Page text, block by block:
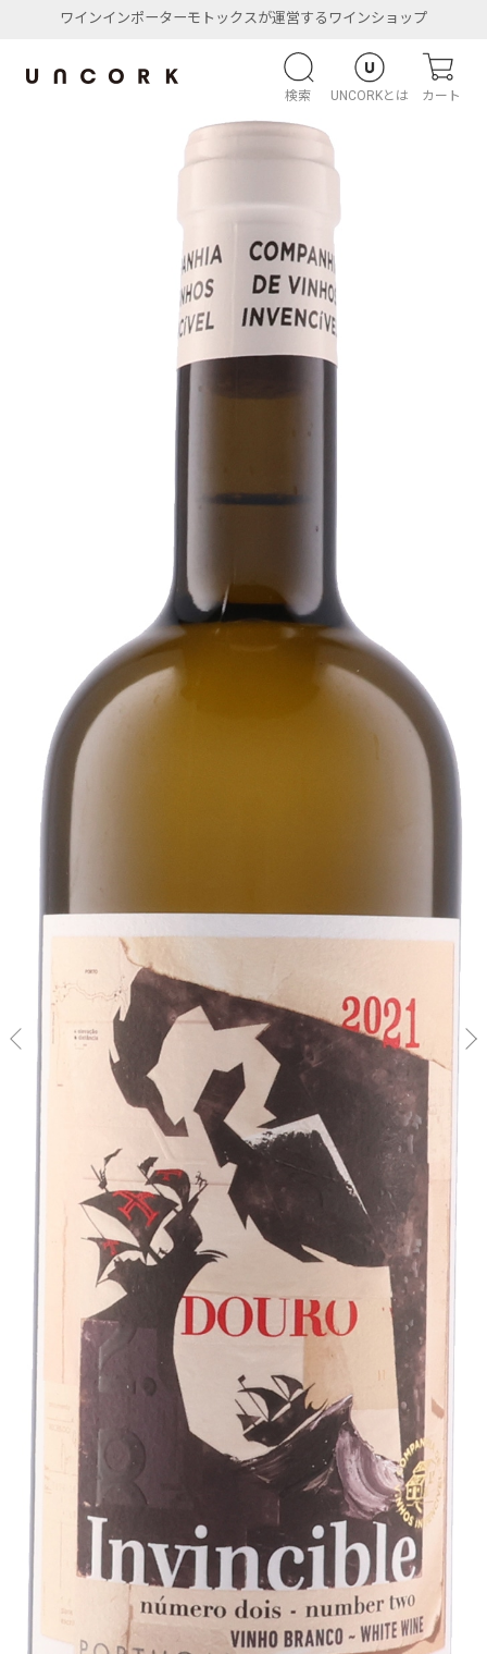
ワインインポーターモトックスが運営するワインショップ
検索 UNCORKとは カート